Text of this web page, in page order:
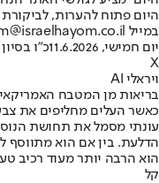
היום פתוח להערות, לביקורת
במייל hayom@israelhayom.co.il.
יום חמישי, 11.6.2026
כ"ו
X
ויראלי AI
בריאות מן המטבח
כאשר העלים מחליפים את
עונתי מסמל את תחושת
הדלעת. בין אם הוא מתווסף
הוא הרבה יותר מעוד רכיב
קל